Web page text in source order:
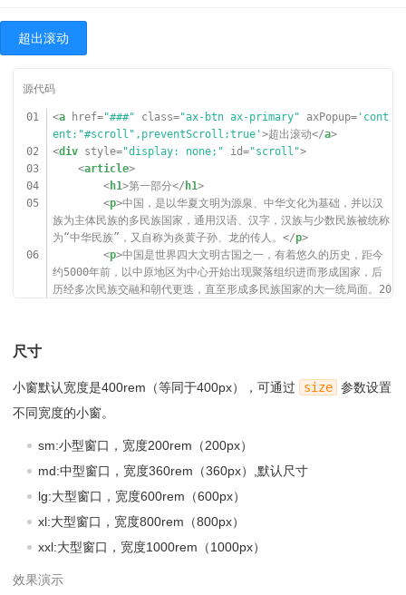
超出滚动
01 <a href="###" class="ax-btn ax-primary" axPopup= 'cont
ent:"#scroll",preventScroll:true'>超出滚动</a>
02
<div style="display: none;" id="scroll">
03
<article>
04
<h1>第一部分</ h1>
05
<p>中国，是以华夏文明为源泉、中华文化为基础，并以汉
族为主体民族的多民族国家，通用汉语、汉字，汉族与少数民族被统称
为“中华民族”，又自称为炎黄子孙、龙的传人。</p>
06
<p>中国是世界四大文明古国之一，有着悠久的历史，距今
约5000年前，以中原地区为中心开始出现聚落组织进而形成国家，后
历经多次民族交融和朝代更迭，直至形成多民族国家的大一统局面。20
08
民族的基础。后又通过与周边民族的交融，逐步形成统一多民族国家的
局面，而人口也不断攀升，宋代中国人口突破一亿，清朝时期人口突破
09
</
>
<article>
12
h1>第二部分</ h1>
>中国文化渊远流长、博大精深、绚烂多彩，是东亚文化
圈的文化宗主国，在世界文化体系内占有重要地位，由于各地的地理位
置、自然条件的差异，人文、经济方面也各有特点。传统文化艺术形式
阳等则是中国重要的传统节日。
尺寸
小窗默认宽度是400rem（等同于400px），可通过 size 参数设置
不同宽度的小窗。
sm:小型窗口，宽度200rem（200px）
md:中型窗口，宽度360rem（360px）,默认尺寸
lg:大型窗口，宽度600rem（600px）
xl:大型窗口，宽度800rem（800px）
xxl:大型窗口，宽度1000rem（1000px）